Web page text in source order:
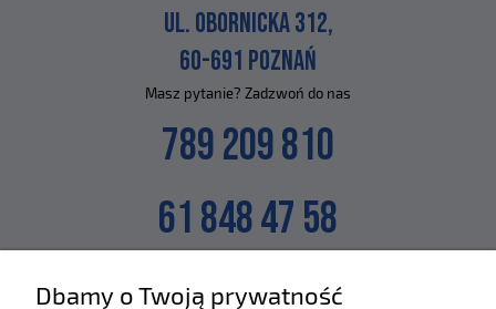
UL. OBORNICKA 312,
60-691 POZNAŃ
Masz pytanie? Zadzwoń do nas
789 209 810
61 848 47 58
Dbamy o Twoją prywatność